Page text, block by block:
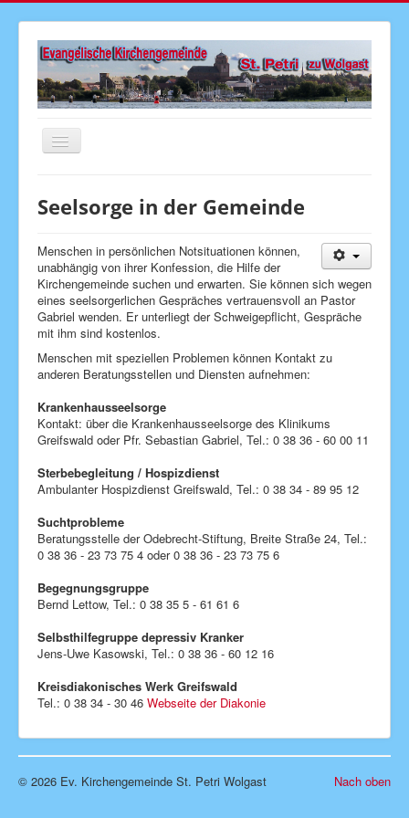
Navigation
Aktuelles
Gottesdienste
Veranstaltungen
Gemeindebrief
Kirchenmusik
Senioren
Kinder & Jugend
Kita Arche
Evang. Schule
Eine-Welt-Laden
Kirchen
Amtshandlungen
Förderverein
Schutzkonzepte
Kontakt
Aktuelle Seite: Startseite Seelsorge
Seelsorge in der Gemeinde
Menschen in persönlichen Notsituationen können,
unabhängig von ihrer Konfession, die Hilfe der
Kirchengemeinde suchen und erwarten. Sie können sich wegen
eines seelsorgerlichen Gespräches vertrauensvoll an Pastor
Gabriel wenden. Er unterliegt der Schweigepflicht, Gespräche
mit ihm sind kostenlos.
Menschen mit speziellen Problemen können Kontakt zu
anderen Beratungsstellen und Diensten aufnehmen:
Krankenhausseelsorge
Kontakt: über die Krankenhausseelsorge des Klinikums
Greifswald oder Pfr. Sebastian Gabriel, Tel.: 0 38 36 - 60 00 11
Sterbebegleitung / Hospizdienst
Ambulanter Hospizdienst Greifswald, Tel.: 0 38 34 - 89 95 12
Suchtprobleme
Beratungsstelle der Odebrecht-Stiftung, Breite Straße 24, Tel.:
0 38 36 - 23 73 75 4 oder 0 38 36 - 23 73 75 6
Begegnungsgruppe
Bernd Lettow, Tel.: 0 38 35 5 - 61 61 6
Selbsthilfegruppe depressiv Kranker
Jens-Uwe Kasowski, Tel.: 0 38 36 - 60 12 16
Kreisdiakonisches Werk Greifswald
Tel.: 0 38 34 - 30 46 Webseite der Diakonie
Nach oben
© 2026 Ev. Kirchengemeinde St. Petri Wolgast